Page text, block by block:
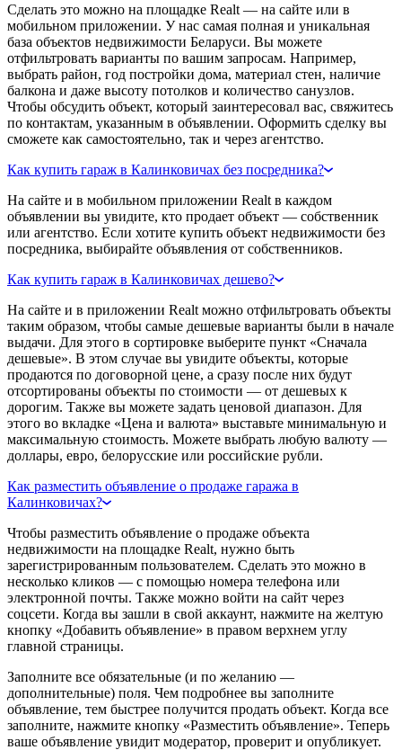
Сделать это можно на площадке Realt — на сайте или в
мобильном приложении. У нас самая полная и уникальная
база объектов недвижимости Беларуси. Вы можете
отфильтровать варианты по вашим запросам. Например,
выбрать район, год постройки дома, материал стен, наличие
балкона и даже высоту потолков и количество санузлов.
Чтобы обсудить объект, который заинтересовал вас, свяжитесь
по контактам, указанным в объявлении. Оформить сделку вы
сможете как самостоятельно, так и через агентство.
Как купить гараж в Калинковичах без посредника?
На сайте и в мобильном приложении Realt в каждом
объявлении вы увидите, кто продает объект — собственник
или агентство. Если хотите купить объект недвижимости без
посредника, выбирайте объявления от собственников.
Как купить гараж в Калинковичах дешево?
На сайте и в приложении Realt можно отфильтровать объекты
таким образом, чтобы самые дешевые варианты были в начале
выдачи. Для этого в сортировке выберите пункт «Сначала
дешевые». В этом случае вы увидите объекты, которые
продаются по договорной цене, а сразу после них будут
отсортированы объекты по стоимости — от дешевых к
дорогим. Также вы можете задать ценовой диапазон. Для
этого во вкладке «Цена и валюта» выставьте минимальную и
максимальную стоимость. Можете выбрать любую валюту —
доллары, евро, белорусские или российские рубли.
Как разместить объявление о продаже гаража в
Калинковичах?
Чтобы разместить объявление о продаже объекта
недвижимости на площадке Realt, нужно быть
зарегистрированным пользователем. Сделать это можно в
несколько кликов — с помощью номера телефона или
электронной почты. Также можно войти на сайт через
соцсети. Когда вы зашли в свой аккаунт, нажмите на желтую
кнопку «Добавить объявление» в правом верхнем углу
главной страницы.
Заполните все обязательные (и по желанию —
дополнительные) поля. Чем подробнее вы заполните
объявление, тем быстрее получится продать объект. Когда все
заполните, нажмите кнопку «Разместить объявление». Теперь
ваше объявление увидит модератор, проверит и опубликует.